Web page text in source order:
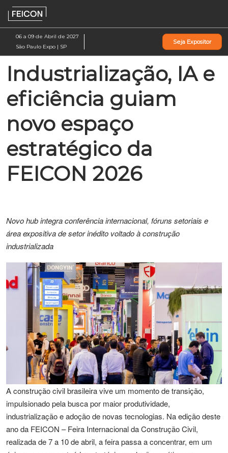
Pular
para
o
conteúdo
06 a 09 de Abril de 2027
São Paulo Expo | SP
Seja Expositor
Industrialização, IA e
eficiência guiam
novo espaço
estratégico da
FEICON 2026
Novo hub integra conferência internacional, fóruns setoriais e
área expositiva de setor inédito voltado à construção
industrializada
A construção civil brasileira vive um momento de transição,
impulsionado pela busca por maior produtividade,
industrialização e adoção de novas tecnologias. Na edição deste
ano da FEICON – Feira Internacional da Construção Civil,
realizada de 7 a 10 de abril, a feira passa a concentrar, em um